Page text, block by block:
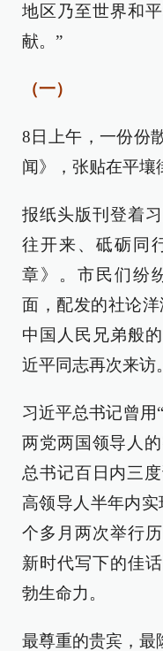
地区乃至世界和
献。”
（一）
8日上午，一份份
闻》，张贴在平壤
报纸头版刊登着
往开来、砥砺同
章》。市民们纷
面，配发的社论
中国人民兄弟般
近平同志再次来访
习近平总书记曾用
两党两国领导人
总书记百日内三
高领导人半年内
个多月两次举行
新时代写下的佳
勃生命力。
最尊重的贵宾，最